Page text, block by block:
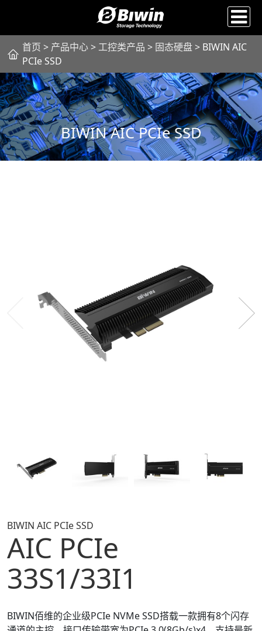
首页 > 产品中心> 工控类产品 > 固态硬盘> BIWIN AIC
PCIe SSD
BIWIN AIC PCIe SSD
BIWIN AIC PCIe SSD
AIC PCIe
33S1/33I1
BIWIN佰维的企业级PCIe NVMe SSD搭载一款拥有8个闪存